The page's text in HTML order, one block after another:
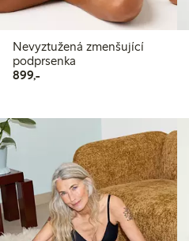
Nevyztužená zmenšující
podprsenka
899,-899,00 Kč